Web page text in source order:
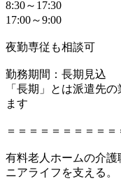
8:30～17:30
17:00～9:00
夜勤専従も相談可
勤務期間：長期見込
「長期」とは派遣先
ます
＝＝＝＝＝＝＝＝＝＝
有料老人ホームの介
ニアライフを支える。